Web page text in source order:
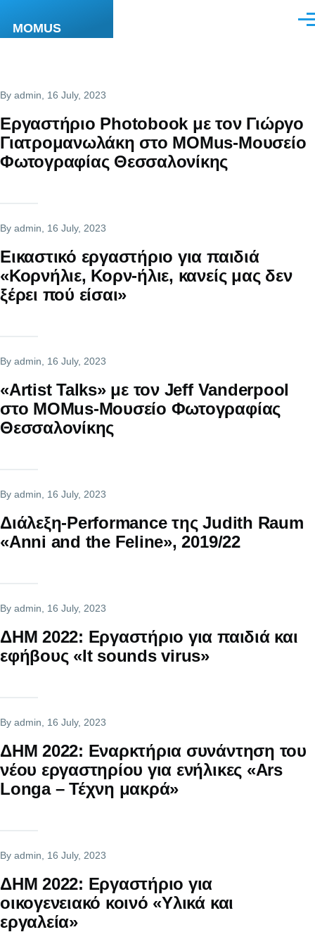
MOMUS
By admin , 16 July, 2023
Εργαστήριο Photobook με τον Γιώργο
Γιατρομανωλάκη στο MOMus-Μουσείο
Φωτογραφίας Θεσσαλονίκης
By admin , 16 July, 2023
Εικαστικό εργαστήριο για παιδιά
«Κορνήλιε, Κορν-ήλιε, κανείς μας δεν
ξέρει πού είσαι»
By admin , 16 July, 2023
«Artist Talks» με τον Jeff Vanderpool
στο MOMus-Μουσείο Φωτογραφίας
Θεσσαλονίκης
By admin , 16 July, 2023
Διάλεξη-Performance της Judith Raum
«Anni and the Feline», 2019/22
By admin , 16 July, 2023
ΔΗΜ 2022: Εργαστήριο για παιδιά και
εφήβους «It sounds virus»
By admin , 16 July, 2023
ΔΗΜ 2022: Εναρκτήρια συνάντηση του
νέου εργαστηρίου για ενήλικες «Ars
Longa – Τέχνη μακρά»
By admin , 16 July, 2023
ΔΗΜ 2022: Εργαστήριο για
οικογενειακό κοινό «Υλικά και
εργαλεία»